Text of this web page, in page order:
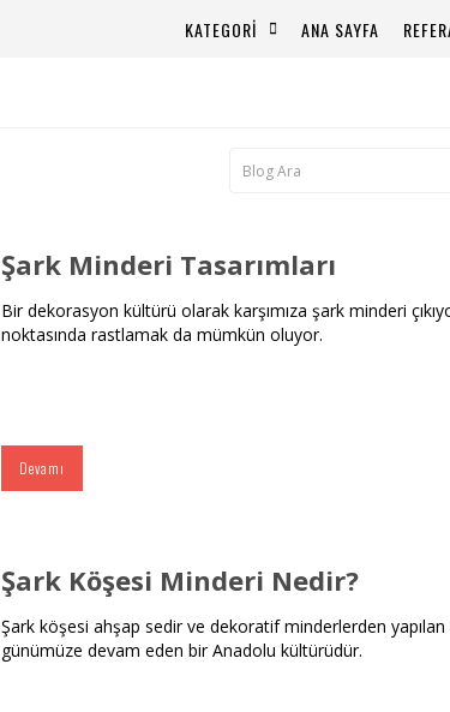
KATEGORİ ANA SAYFA
Şark Minderi Tasarımları
Bir dekorasyon kültürü olarak karşımıza şark minderi
noktasında rastlamak da mümkün oluyor.
Devamı
Şark Köşesi Minderi Nedir?
Şark köşesi ahşap sedir ve dekoratif minderlerden
günümüze devam eden bir Anadolu kültürüdür.